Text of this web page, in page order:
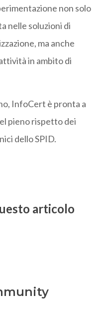
non solo
nelle soluzioni di
ma anche
in ambito di
InfoCert è pronta a
pieno rispetto dei
dello SPID.
articolo